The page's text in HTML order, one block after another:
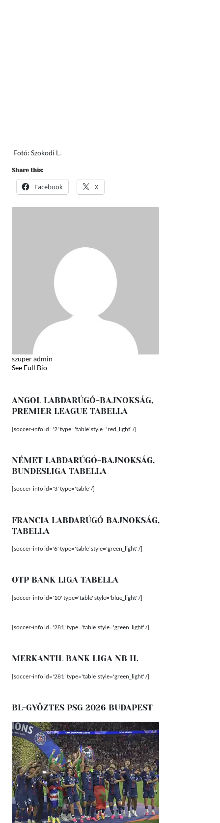
Fotó: Szokodi L.
Share this:
Facebook X
szuper admin
See Full Bio
ANGOL LABDARÚGÓ-BAJNOKSÁG,
PREMIER LEAGUE TABELLA
[soccer-info id='2' type='table' style='red_light' /]
NÉMET LABDARÚGÓ-BAJNOKSÁG,
BUNDESLIGA TABELLA
[soccer-info id='3' type='table' /]
FRANCIA LABDARÚGÓ BAJNOKSÁG,
TABELLA
[soccer-info id='6' type='table' style='green_light' /]
OTP BANK LIGA TABELLA
[soccer-info id='10' type='table' style='blue_light' /]
[soccer-info id='281' type='table' style='green_light' /]
MERKANTIL BANK LIGA NB II.
[soccer-info id='281' type='table' style='green_light' /]
BL-GYŐZTES PSG 2026 BUDAPEST